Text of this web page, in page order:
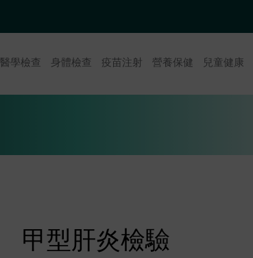
醫學檢查 身體檢查 疫苗注射 營養保健 兒童健康
甲型肝炎檢驗